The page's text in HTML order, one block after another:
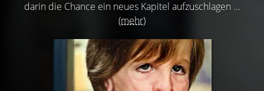
darin die Chance ein neues Kapitel aufzuschlagen ...
(mehr)